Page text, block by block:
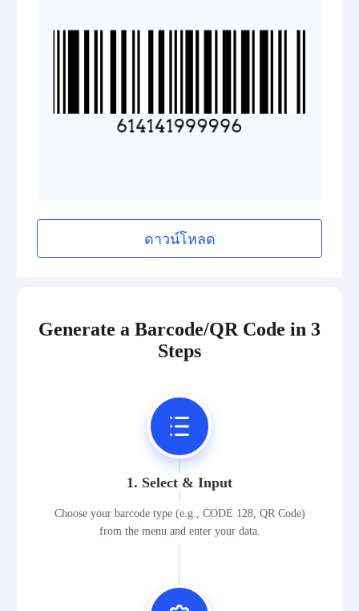
ดาวน์โหลด
Generate a Barcode/QR Code in 3
Steps
1. Select & Input
Choose your barcode type (e.g., CODE 128, QR Code)
from the menu and enter your data.